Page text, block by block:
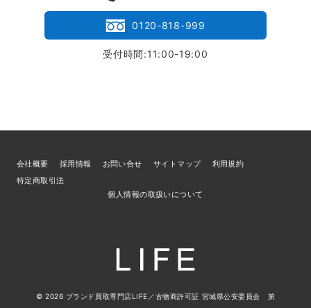
0120-818-999
受付時間:11:00-19:00
会社概要 採用情報 お問い合せ サイトマップ
利用規約
特定商取引法
個人情報の取扱いについて
© 2026 ブランド買取専門店LIFE ／古物商許可証 宮城県公安委員会 第